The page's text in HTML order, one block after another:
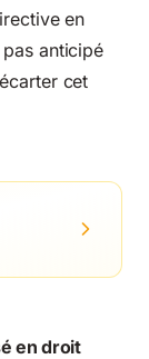
en
anticipé
cet
en droit